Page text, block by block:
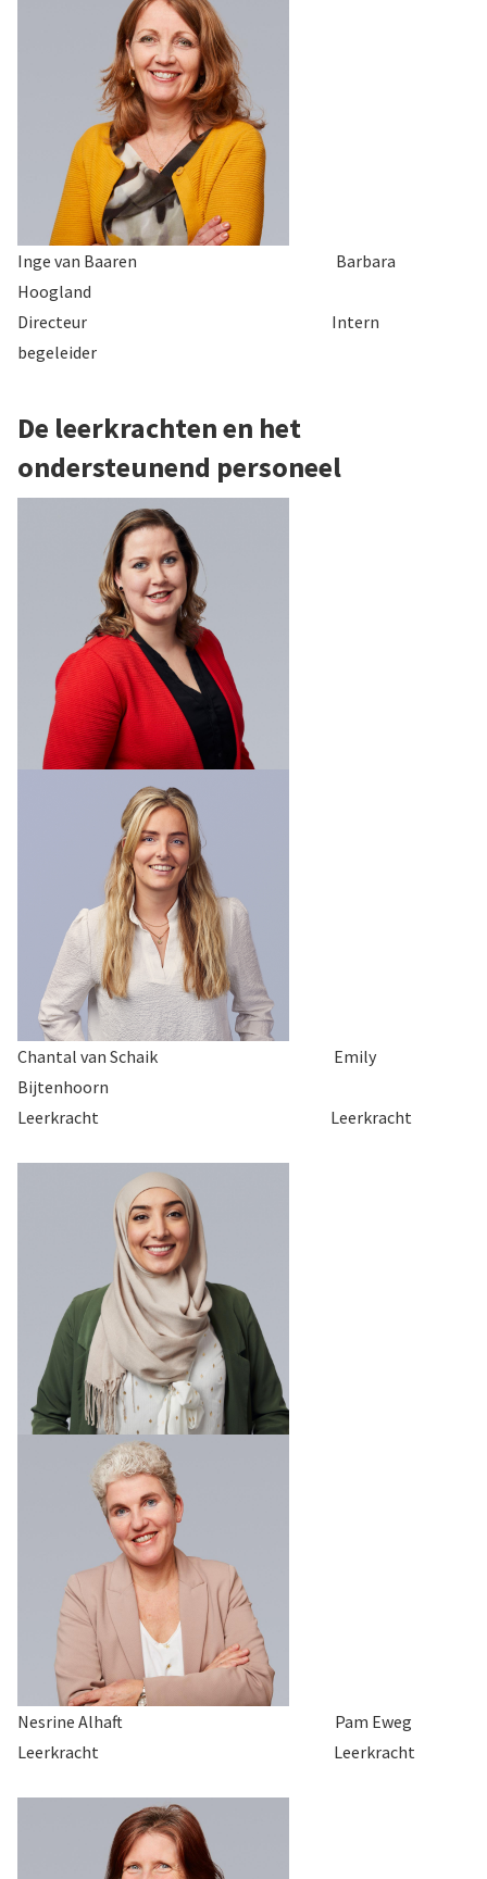
Inge van Baaren Barbara
Hoogland
Directeur Intern
begeleider
De leerkrachten en het
ondersteunend personeel
Chantal van Schaik Emily
Bijtenhoorn
Leerkracht Leerkracht
Nesrine Alhaft Pam Eweg
Leerkracht Leerkracht